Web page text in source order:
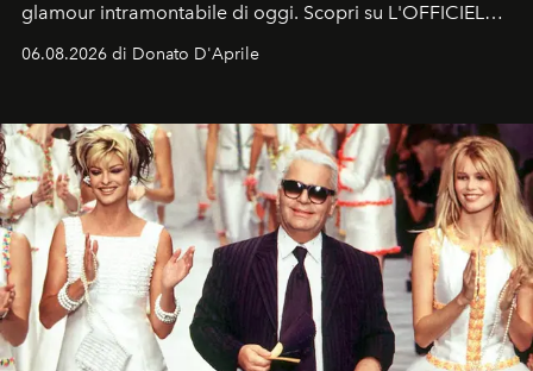
glamour intramontabile di oggi. Scopri su L'OFFICIEL
Italia la sua style evolution.
06.08.2026 di Donato D'Aprile